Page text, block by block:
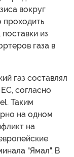
вокруг
проходить
из
газа в
газ составлял
согласно
Таким
на одном
на
"Ямал". В